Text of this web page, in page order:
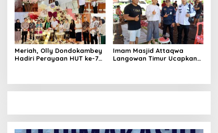
Meriah, Olly Dondokambey
Hadiri Perayaan HUT ke-7
Imam Masjid Attaqwa
Langowan Timur Ucapkan